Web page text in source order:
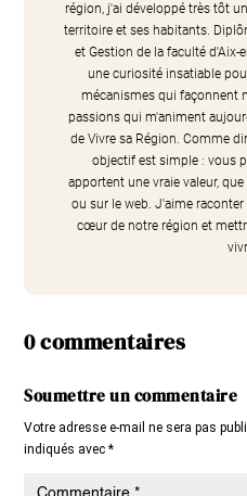
région, j'ai développé très tôt
territoire et ses habitants.
et Gestion de la faculté d'Aix-
une curiosité insatiable
mécanismes qui façonnent
passions qui m'animent
de Vivre sa Région. Comme
objectif est simple : vous
apportent une vraie valeur,
ou sur le web. J'aime
cœur de notre région et
0 commentaires
Soumettre un commentaire
Votre adresse e-mail ne sera pas
indiqués avec*